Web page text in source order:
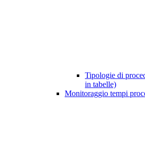
Tipologie di
in tabelle)
Monitoraggio tempi